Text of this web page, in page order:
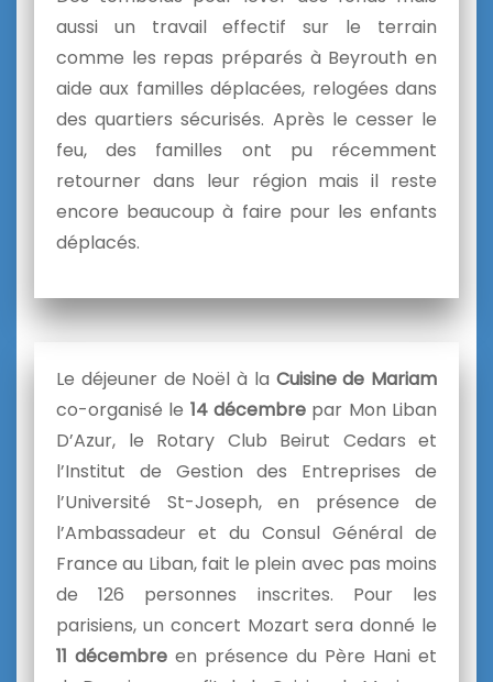
aussi un travail effectif sur le terrain
comme les repas préparés à Beyrouth en
aide aux familles déplacées, relogées dans
des quartiers sécurisés. Après le cesser le
feu, des familles ont pu récemment
retourner dans leur région mais il reste
encore beaucoup à faire pour les enfants
déplacés.
Le déjeuner de Noël à la Cuisine de Mariam
co-organisé le 14 décembre par Mon Liban
D’Azur, le Rotary Club Beirut Cedars et
l’Institut de Gestion des Entreprises de
l’Université St-Joseph, en présence de
l’Ambassadeur et du Consul Général de
France au Liban, fait le plein avec pas moins
de 126 personnes inscrites. Pour les
parisiens, un concert Mozart sera donné le
11 décembre en présence du Père Hani et